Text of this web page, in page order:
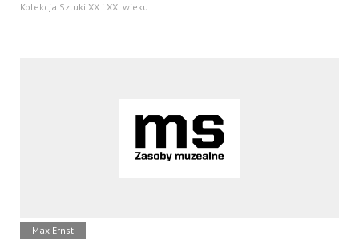
Kolekcja Sztuki XX i XXI wieku
Max Ernst